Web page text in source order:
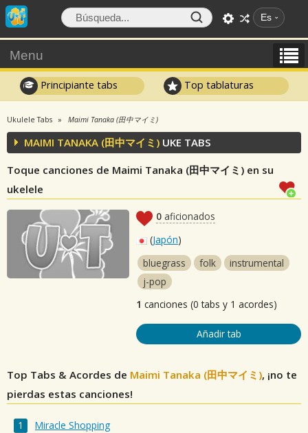
Es
Menu
Principiante tabs Top tablaturas
Ukulele Tabs Maimi Tanaka (田中マイミ)
MAIMI TANAKA (田中マイミ) UKE TABS
Toque canciones de Maimi Tanaka (田中マイミ) en su
ukelele
0 aficionados
(Japón)
bluegrass
folk
instrumental
j-pop
1 canciones (0 tabs y 1 acordes)
Añadir tab
Top Tabs & Acordes de Maimi Tanaka (田中マイミ), ¡no te
pierdas estas canciones!
Miracle Shopping